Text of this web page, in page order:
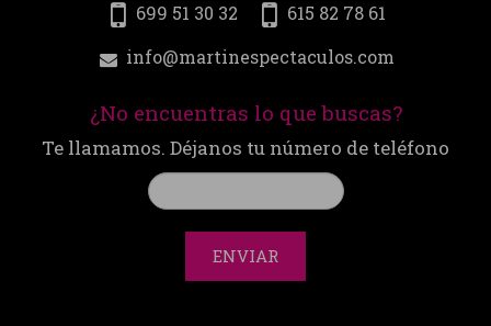
699 51 30 32
615 82 78 61
info@martinespectaculos.com
¿No encuentras lo que buscas?
Te llamamos. Déjanos tu número de teléfono
ENVIAR